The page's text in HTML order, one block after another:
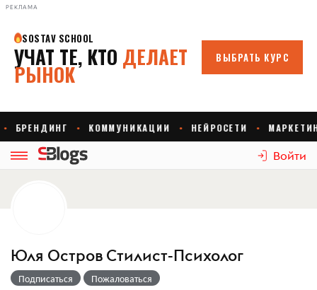
РЕКЛАМА
Войти
Юля Остров Стилист-Психолог
Подписаться Пожаловаться